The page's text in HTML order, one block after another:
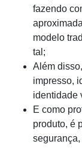
fazendo
modelo
tal;
Além
impresso,
identidade
E como
produto, é